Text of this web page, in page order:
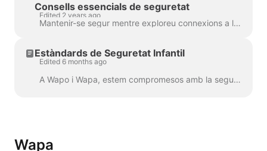
Consells essencials de seguretat
Edited 2 years ago
Mantenir-se segur mentre exploreu connexions a l'aplicació és crucial. Aquí teniu una guia directa per ajudar-vos a navegar amb seguretat. Si algú us ...
Estàndards de Seguretat Infantil
Edited 6 months ago
A Wapo i Wapa, estem compromesos amb la seguretat de tots els usuaris, especialment en la prevenció de l'abús i l'explotació sexual infantil (CSAE). L...
Wapa